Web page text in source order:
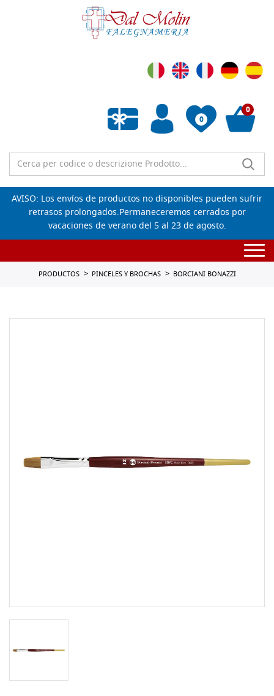
0
Lista de deseos vacía
0
AVISO: Los envíos de productos no disponibles pueden sufrir
retrasos prolongados.Permaneceremos cerrados por
vacaciones de verano del 5 al 23 de agosto.
PRODUCTOS PINCELES Y BROCHAS BORCIANI BONAZZI